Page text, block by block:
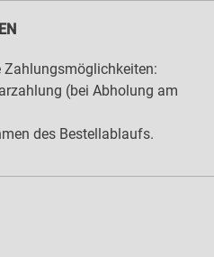
Zahlungsmöglichkeiten:
(bei Abholung am
des Bestellablaufs.